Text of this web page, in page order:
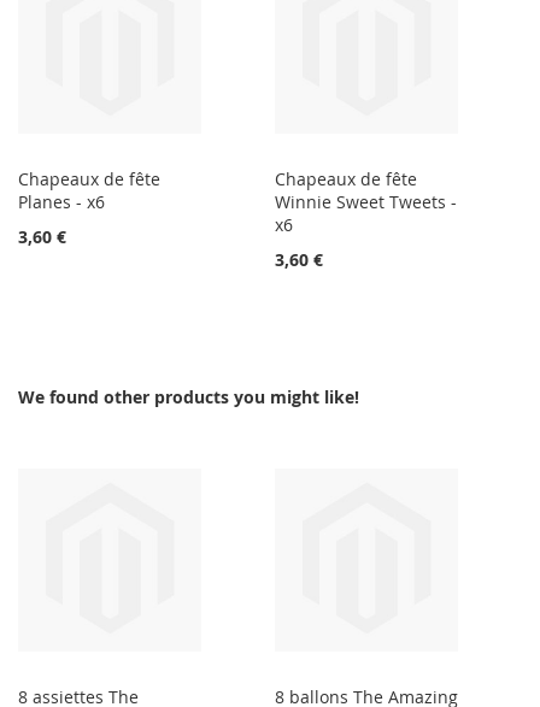
Chapeaux de fête
Planes - x6
3,60 €
Chapeaux de fête
Winnie Sweet Tweets -
x6
3,60 €
We found other products you might like!
8 assiettes The
8 ballons The Amazing